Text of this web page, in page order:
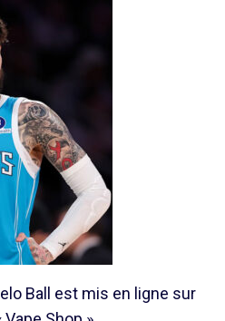
Ball est mis en ligne sur